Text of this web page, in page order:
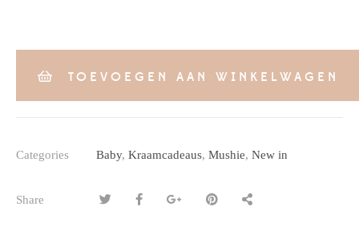
TOEVOEGEN AAN WINKELWAGEN
Categories Baby, Kraamcadeaus, Mushie, New in
Share